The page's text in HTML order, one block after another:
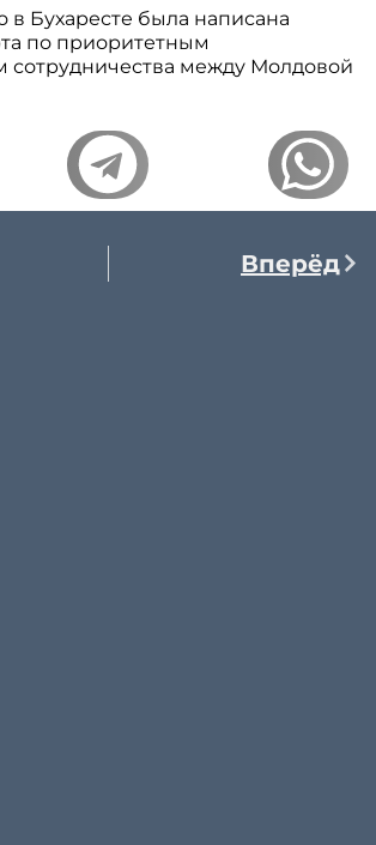
в Бухаресте была написана
по приоритетным
сотрудничества между Молдовой
Вперёд